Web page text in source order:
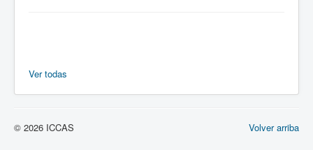
Ver todas
Volver arriba
© 2026 ICCAS